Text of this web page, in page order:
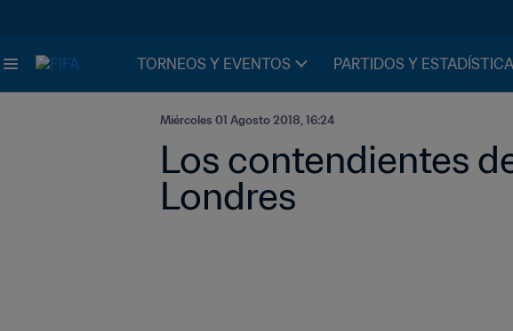
TORNEOS Y EVENTOS PARTIDOS Y
Miércoles 01 Agosto 2018, 16:24
Los contendientes
Londres